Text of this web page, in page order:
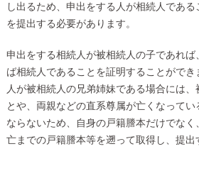
し出るため、申出をする人が相続人であ
を提出する必要があります。
申出をする相続人が被相続人の子であれ
ば相続人であることを証明することがで
人が被相続人の兄弟姉妹である場合には、
とや、両親などの直系尊属が亡くなって
ならないため、自身の戸籍謄本だけでな
亡までの戸籍謄本等を遡って取得し、提出